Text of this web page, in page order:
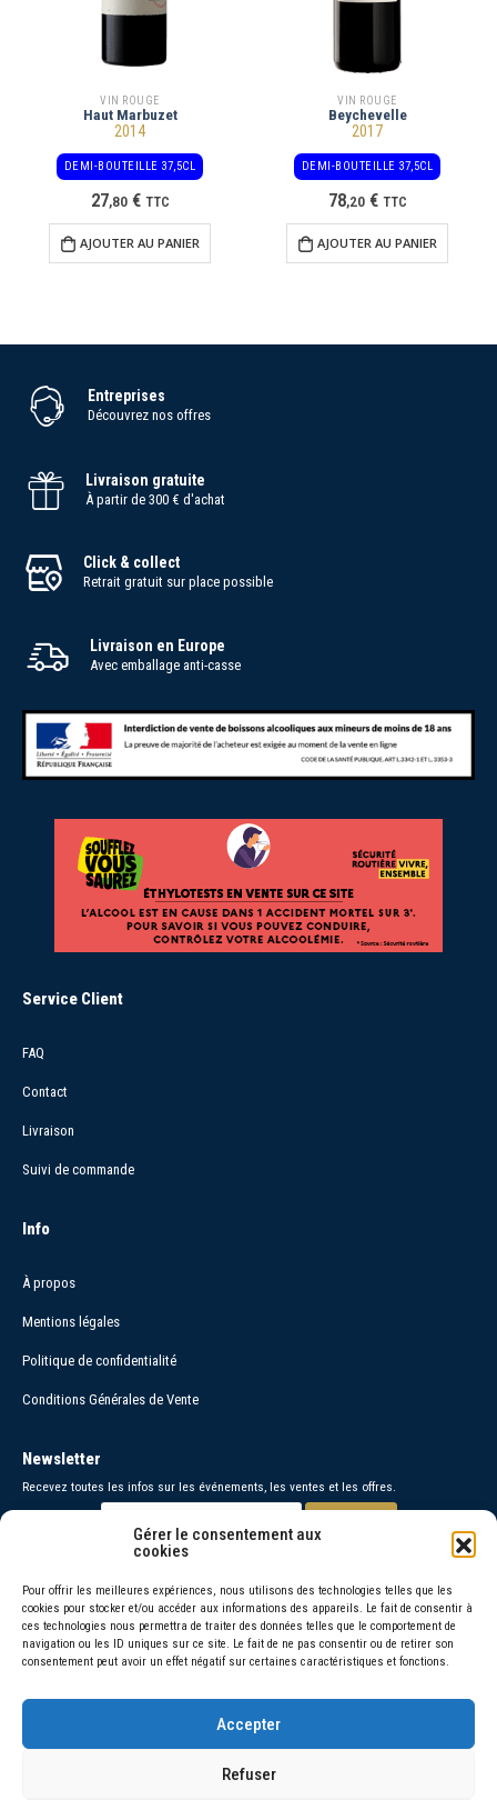
Gérer le consentement aux
cookies
Pour offrir les meilleures expériences, nous utilisons des technologies telles que les
cookies pour stocker et/ou accéder aux informations des appareils. Le fait de consentir à
ces technologies nous permettra de traiter des données telles que le comportement de
navigation ou les ID uniques sur ce site. Le fait de ne pas consentir ou de retirer son
consentement peut avoir un effet négatif sur certaines caractéristiques et fonctions.
Accepter
Refuser
VIN ROUGE
Haut Marbuzet
2014
DEMI-BOUTEILLE 37,5CL
27,80 € TTC
AJOUTER AU PANIER
VIN ROUGE
Beychevelle
2017
DEMI-BOUTEILLE 37,5CL
78,20 € TTC
AJOUTER AU PANIER
Entreprises
Découvrez nos offres
Livraison gratuite
À partir de 300 € d'achat
Click & collect
Retrait gratuit sur place possible
Livraison en Europe
Avec emballage anti-casse
Service Client
FAQ
Contact
Livraison
Suivi de commande
Info
À propos
Mentions légales
Politique de confidentialité
Conditions Générales de Vente
Newsletter
Recevez toutes les infos sur les événements, les ventes et les offres.
Contact
06 30 26 95 48 =
06 66 46 72 92 =
© 2026 Amorivini